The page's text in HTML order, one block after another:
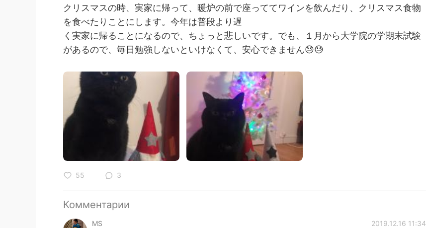
クリスマスの時、実家に帰って、暖炉の前で座っててワインを飲んだり、クリスマス食物
を食べたりことにします。今年は普段より遅
く実家に帰ることになるので、ちょっと悲しいです。でも、１月から大学院の学期末試験
があるので、毎日勉強しないといけなくて、安心できません😓😓
55 3
Комментарии
MS 2019.12.16 11:34